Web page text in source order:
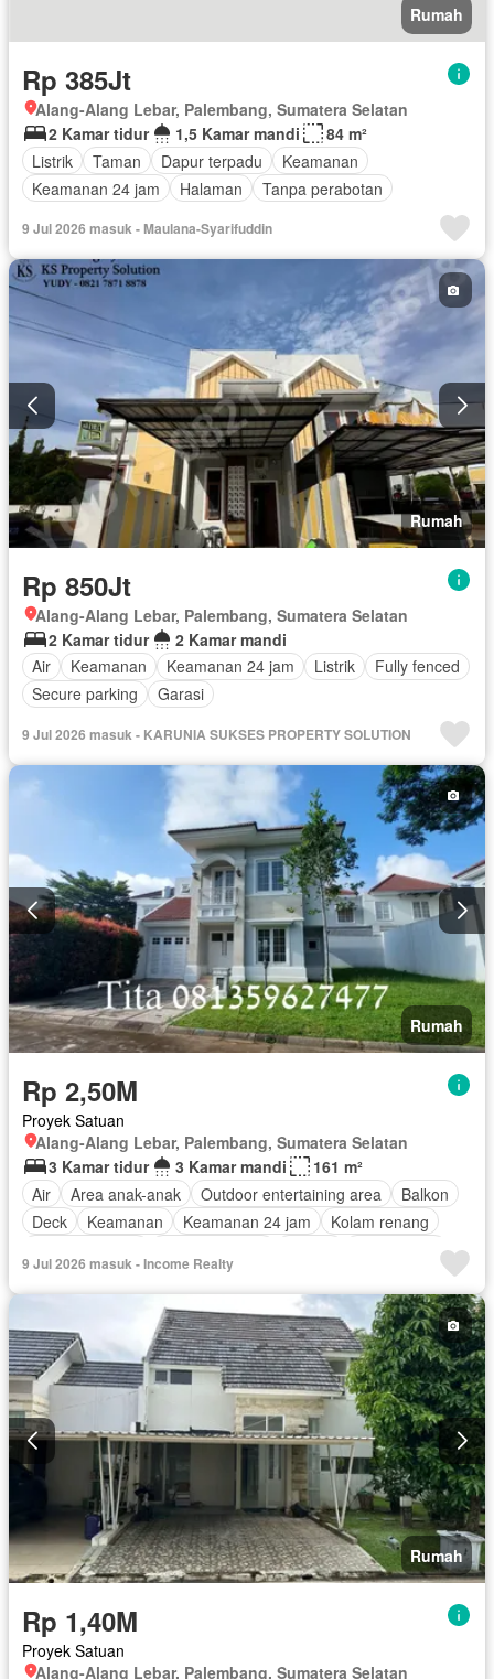
Rumah
Rp 385Jt
Alang-Alang Lebar, Palembang, Sumatera Selatan
2 Kamar tidur
1,5 Kamar mandi
84 m²
Listrik
Taman Dapur terpadu
Keamanan
Keamanan 24 jam
Halaman Tanpa perabotan
9 Jul 2026 masuk - Maulana-Syarifuddin
Rumah
Rp 850Jt
Alang-Alang Lebar, Palembang, Sumatera Selatan
2 Kamar tidur
2 Kamar mandi
Air
Keamanan Keamanan 24 jam Listrik
Fully fenced
Secure parking
Garasi
9 Jul 2026 masuk - KARUNIA SUKSES PROPERTY SOLUTION
Rumah
Rp 2,50M
Proyek Satuan
Alang-Alang Lebar, Palembang, Sumatera Selatan
3 Kamar tidur
3 Kamar mandi
161 m²
Air
Area anak-anak Outdoor entertaining area
Balkon
Deck
Keamanan Keamanan 24 jam
Kolam renang
Garasi
Panggang Teras
9 Jul 2026 masuk - Income Realty
Rumah
Rp 1,40M
Proyek Satuan
Alang-Alang Lebar, Palembang, Sumatera Selatan